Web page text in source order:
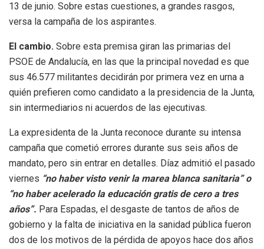
13 de junio. Sobre estas cuestiones, a grandes rasgos,
versa la campaña de los aspirantes.
El cambio. Sobre esta premisa giran las primarias del
PSOE de Andalucía, en las que la principal novedad es que
sus 46.577 militantes decidirán por primera vez en urna a
quién prefieren como candidato a la presidencia de la Junta,
sin intermediarios ni acuerdos de las ejecutivas.
La expresidenta de la Junta reconoce durante su intensa
campaña que cometió errores durante sus seis años de
mandato, pero sin entrar en detalles. Díaz admitió el pasado
viernes “no haber visto venir la marea blanca sanitaria” o
“no haber acelerado la educación gratis de cero a tres
años”. Para Espadas, el desgaste de tantos de años de
gobierno y la falta de iniciativa en la sanidad pública fueron
dos de los motivos de la pérdida de apoyos hace dos años